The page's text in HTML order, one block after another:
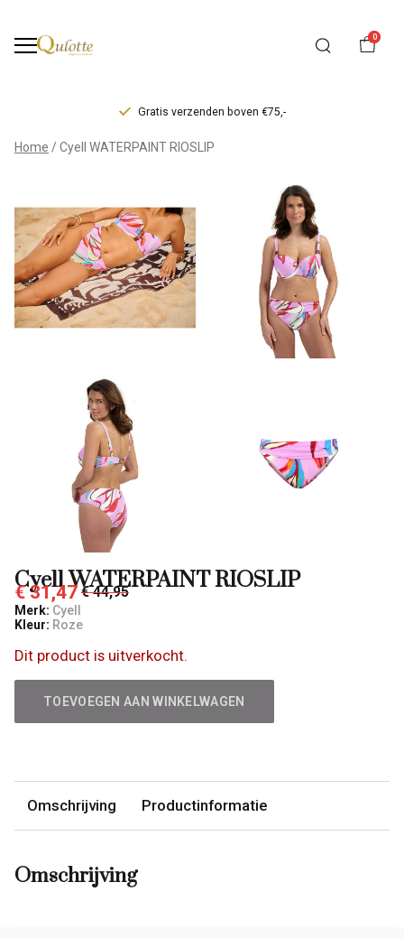
0
Gratis verzenden boven €75,-
Cyell
RIOSLIP
Qulotte
Home Cyell WATERPAINT RIOSLIP
Cyell WATERPAINT RIOSLIP
€ 31,47 € 44,95
Merk: Cyell
Kleur: Roze
Dit product is uitverkocht.
TOEVOEGEN AAN WINKELWAGEN
Omschrijving Productinformatie
Omschrijving